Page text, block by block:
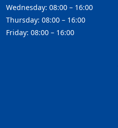
Wednesday: 08:00 – 16:00
Thursday: 08:00 – 16:00
Friday: 08:00 – 16:00